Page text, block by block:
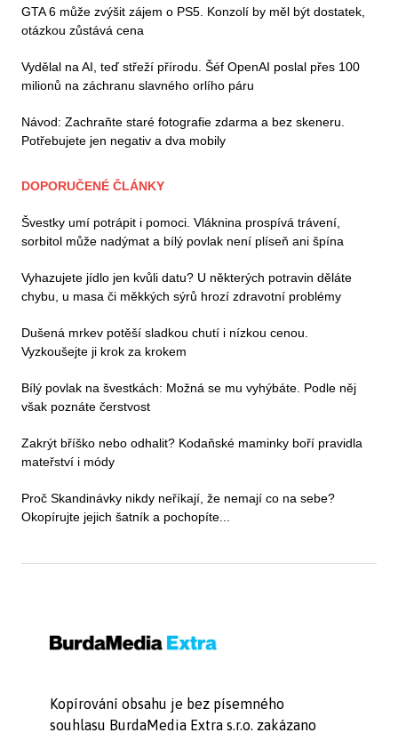
GTA 6 může zvýšit zájem o PS5. Konzolí by měl být dostatek,
otázkou zůstává cena
Vydělal na AI, teď střeží přírodu. Šéf OpenAI poslal přes 100
milionů na záchranu slavného orlího páru
Návod: Zachraňte staré fotografie zdarma a bez skeneru.
Potřebujete jen negativ a dva mobily
DOPORUČENÉ ČLÁNKY
Švestky umí potrápit i pomoci. Vláknina prospívá trávení,
sorbitol může nadýmat a bílý povlak není plíseň ani špína
Vyhazujete jídlo jen kvůli datu? U některých potravin děláte
chybu, u masa či měkkých sýrů hrozí zdravotní problémy
Dušená mrkev potěší sladkou chutí i nízkou cenou.
Vyzkoušejte ji krok za krokem
Bílý povlak na švestkách: Možná se mu vyhýbáte. Podle něj
však poznáte čerstvost
Zakrýt bříško nebo odhalit? Kodaňské maminky boří pravidla
mateřství i módy
Proč Skandinávky nikdy neříkají, že nemají co na sebe?
Okopírujte jejich šatník a pochopíte...
Kopírování obsahu je bez písemného
souhlasu BurdaMedia Extra s.r.o. zakázano